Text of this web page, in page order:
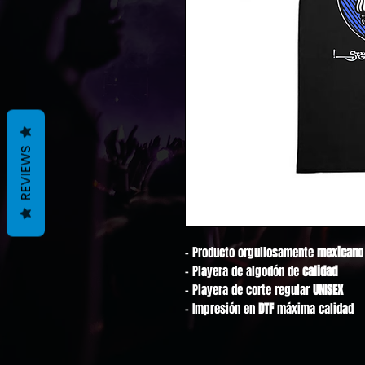
- Producto orgullosamentemexicano
- Playera de algodón decalidad
- Playera de corte regularUNISEX
- Impresión enDTFmáxima calidad
REVIEWS